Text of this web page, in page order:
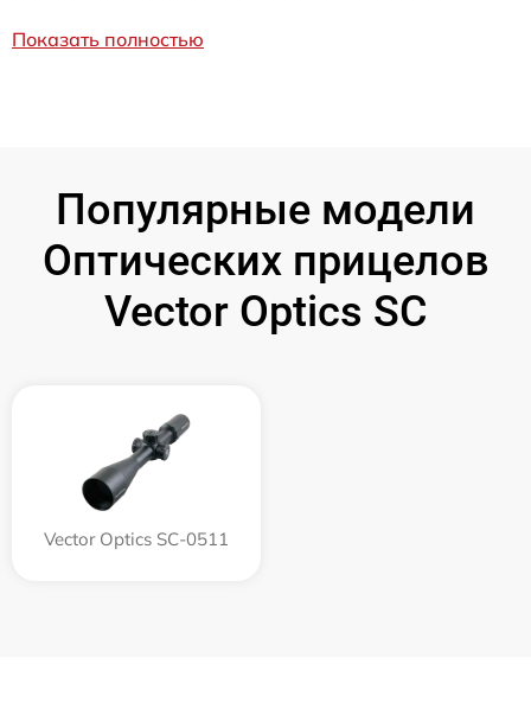
Показать полностью
Популярные модели
Оптических прицелов
Vector Optics SC
Vector Optics SC-0511